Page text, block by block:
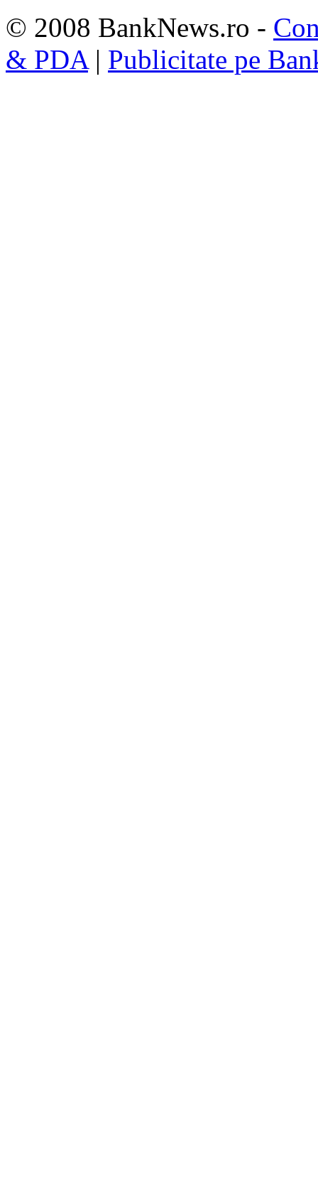
© 2008 BankNews.ro -
& PDA| Publicitate pe